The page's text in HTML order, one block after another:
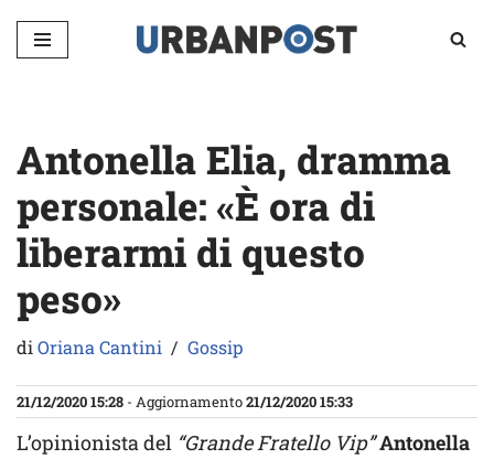
Vai
Antonella Elia, dramma
personale: «È ora di
liberarmi di questo
peso»
diOriana Cantini Gossip
21/12/2020 15:28 - Aggiornamento21/12/2020 15:33
L’opinionista del “Grande Fratello Vip”Antonella